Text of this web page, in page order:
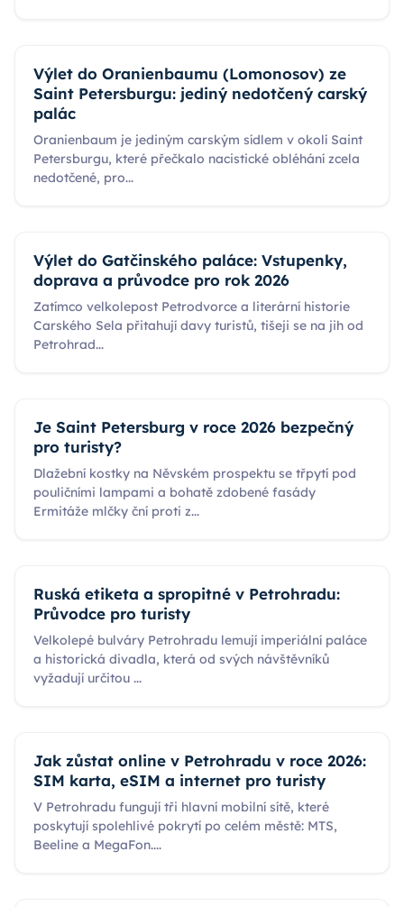
Výlet do Oranienbaumu (Lomonosov) ze
Saint Petersburgu: jediný nedotčený carský
palác
Oranienbaum je jediným carským sídlem v okolí Saint
Petersburgu, které přečkalo nacistické obléhání zcela
nedotčené, pro...
Výlet do Gatčinského paláce: Vstupenky,
doprava a průvodce pro rok 2026
Zatímco velkolepost Petrodvorce a literární historie
Carského Sela přitahují davy turistů, tišeji se na jih od
Petrohrad...
Je Saint Petersburg v roce 2026 bezpečný
pro turisty?
Dlažební kostky na Něvském prospektu se třpytí pod
pouličními lampami a bohatě zdobené fasády
Ermitáže mlčky ční proti z...
Ruská etiketa a spropitné v Petrohradu:
Průvodce pro turisty
Velkolepé bulváry Petrohradu lemují imperiální paláce
a historická divadla, která od svých návštěvníků
vyžadují určitou ...
Jak zůstat online v Petrohradu v roce 2026:
SIM karta, eSIM a internet pro turisty
V Petrohradu fungují tři hlavní mobilní sítě, které
poskytují spolehlivé pokrytí po celém městě: MTS,
Beeline a MegaFon....